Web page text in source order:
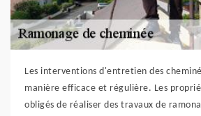
Les interventions d'entretien des
manière efficace et régulière. Les
obligés de réaliser des travaux de